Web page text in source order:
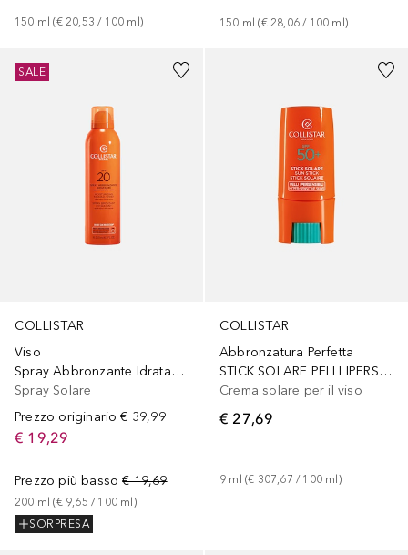
150 ml (€ 20,53 / 100 ml ) 150 ml (€ 28,06 / 100 ml )
COLLISTAR
Viso
Spray Abbronzante Idratante SPF 20
Spray Solare
Prezzo originario € 39,99
€ 19,29
Prezzo più basso € 19,69
200 ml (€ 9,65 / 100 ml )
SORPRESA
SALE
COLLISTAR
Abbronzatura Perfetta
STICK SOLARE PELLI IPERSENSIBILI SPF 50+
Crema solare per il viso
€ 27,69
9 ml (€ 307,67 / 100 ml )